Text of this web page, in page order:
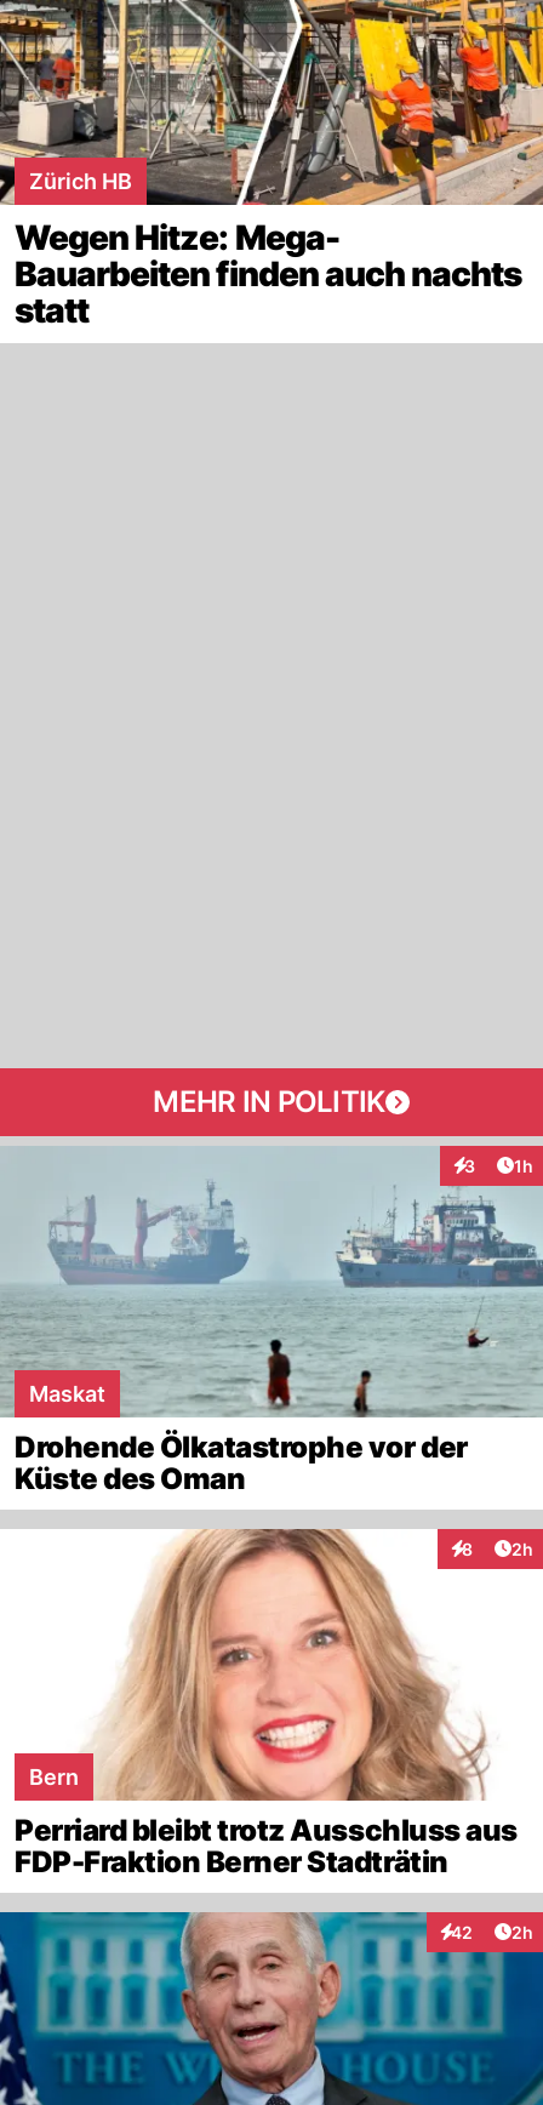
Zürich HB
Wegen Hitze: Mega-
Bauarbeiten finden auch nachts
statt
MEHR IN POLITIK
3 1h
Maskat
Drohende Ölkatastrophe vor der
Küste des Oman
8 2h
Bern
Perriard bleibt trotz Ausschluss aus
FDP-Fraktion Berner Stadträtin
42
Interaktionen
2h